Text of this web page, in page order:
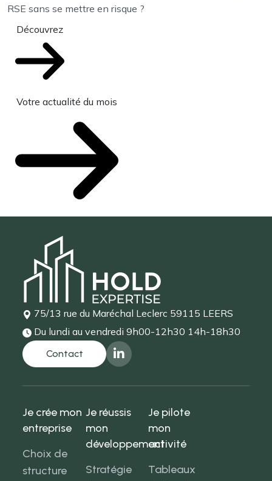
RSE sans se mettre en risque ?
Découvrez
Votre actualité du mois
75/13 rue du Maréchal Leclerc 59115 LEERS
Du lundi au vendredi9h00-12h30 14h-18h30
Je crée mon
entreprise
Choix de
structure
Je réussis
mon
développement
Stratégie
Je pilote
mon
activité
Tableaux